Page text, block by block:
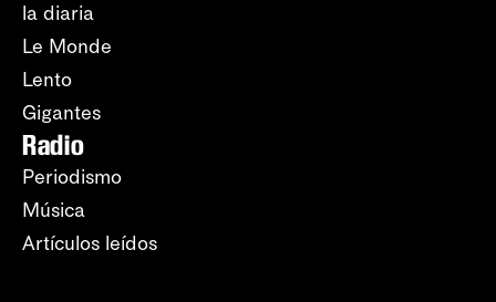
la diaria
Le Monde
Lento
Gigantes
Radio
Periodismo
Música
Artículos leídos